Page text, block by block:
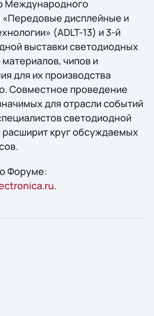
Международного
дисплейные и
(ADLT-13) и 3-й
выставки светодиодных
чипов и
для их производства
Совместное проведение
для отрасли событий
светодиодной
расширит круг обсуждаемых
Форуме:
.